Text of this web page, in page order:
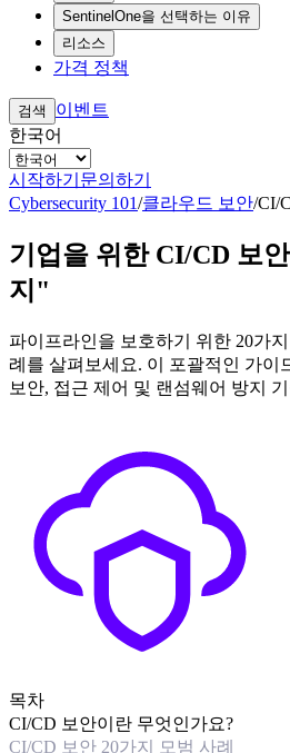
SentinelOne을 선택하는 이유
리소스
가격 정책
검색
이벤트
한국어
시작하기 문의하기
Cybersecurity 101/클라우드 보안/CI/
기업을 위한 CI/CD 보
지"
파이프라인을 보호하기 위한 20가
례를 살펴보세요. 이 포괄적인 가이
보안, 접근 제어 및 랜섬웨어 방지
목차
CI/CD 보안이란 무엇인가요?
CI/CD 보안 20가지 모범 사례